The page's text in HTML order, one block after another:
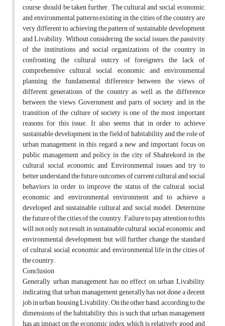
course, should be taken further. The cultural and social, economic,
and environmental patterns existing in the cities of the country are
very different to achieving the pattern of sustainable development
and Livability. Without considering the social issues, the passivity
of the institutions and social organizations of the country in
confronting the cultural outcry of foreigners, the lack of
comprehensive cultural, social, economic, and environmental
planning, the fundamental difference between the views of
different generations of the country as well as the difference
between the views Government and parts of society and in the
transition of the culture of society is one of the most important
reasons for this issue. It also seems that in order to achieve
sustainable development in the field of habitability and the role of
urban management in this regard, a new and important focus on
public management and policy in the city of Shahrekord in the
cultural, social, economic and Environmental issues and try to
better understand the future outcomes of current cultural and social
behaviors in order to improve the status of the cultural, social,
economic and environmental environment and to achieve a
developed and sustainable cultural and social model. Determine
the future of the cities of the country. Failure to pay attention to this
will not only not result in sustainable cultural, social, economic and
environmental development, but will further change the standard
of cultural, social, economic and environmental life in the cities of
the country.
Conclusion
Generally, urban management has no effect on urban Livability,
indicating that urban management generally has not done a decent
job in urban housing Livability. On the other hand, according to the
dimensions of the habitability, this is such that urban management